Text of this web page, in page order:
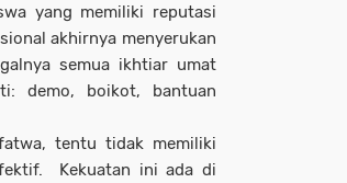
yang memiliki reputasi
akhirnya menyerukan
semua ikhtiar umat
demo, boikot, bantuan
tentu tidak memiliki
Kekuatan ini ada di